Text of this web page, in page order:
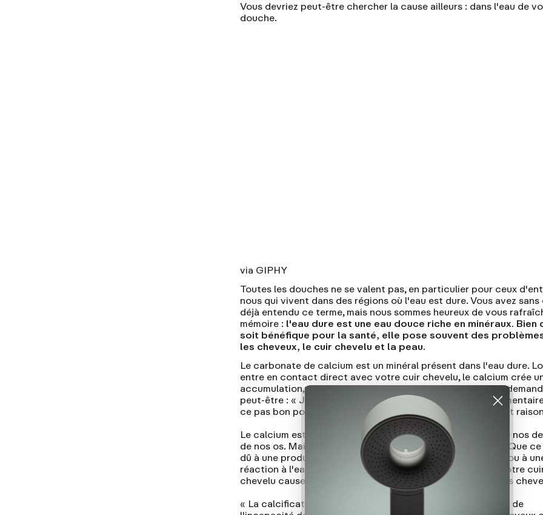
Vous devriez peut-être chercher la cause ailleurs : dans l'eau de
douche.
via GIPHY
Toutes les douches ne se valent pas, en particulier pour ceux
nous qui vivent dans des régions où l'eau est dure. Vous avez
déjà entendu ce terme, mais nous sommes heureux de vous
mémoire : l'eau dure est une eau douce riche en minéraux. Bien
soit bénéfique pour la santé, elle pose souvent des
les cheveux, le cuir chevelu et la peau.
Le carbonate de calcium est un minéral présent dans l'eau dure.
entre en contact direct avec votre cuir chevelu, le calcium crée
accumulation, également appelée calcification. Vous vous
peut-être : « Je prends du calcium comme complément
ce pas bon pour notre corps ? » Et oui, vous avez tout à fait
Le calcium est un minéral durcissant, essentiel à la santé de nos
de nos os. Mais comme pour tout, l'excès n'est jamais bon. Que
dû à une production excessive de calcium par votre corps ou à
réaction à l'eau dure de votre douche, la calcification de votre
chevelu cause des dommages irréversibles à la santé de vos
« La calcification du cuir chevelu est une cause importante de